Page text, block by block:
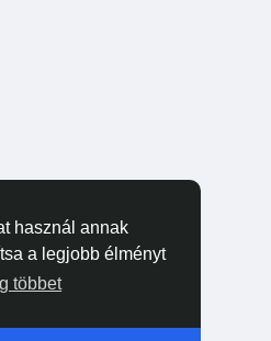
használ annak
a legjobb élményt
többet